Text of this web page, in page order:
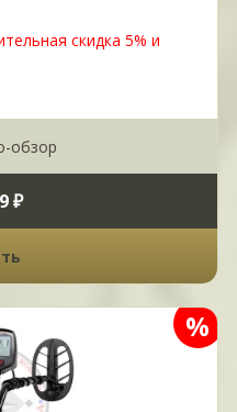
скидка 5% и
обзор
₽
%